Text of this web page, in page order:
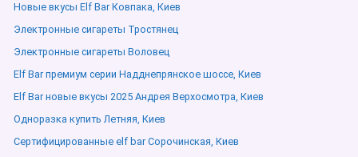
Новые вкусы Elf Bar Ковпака, Киев
Электронные сигареты Тростянец
Электронные сигареты Воловец
Elf Bar премиум серии Надднепрянское шоссе, Киев
Elf Bar новые вкусы 2025 Андрея Верхосмотра, Киев
Одноразка купить Летняя, Киев
Сертифицированные elf bar Сорочинская, Киев